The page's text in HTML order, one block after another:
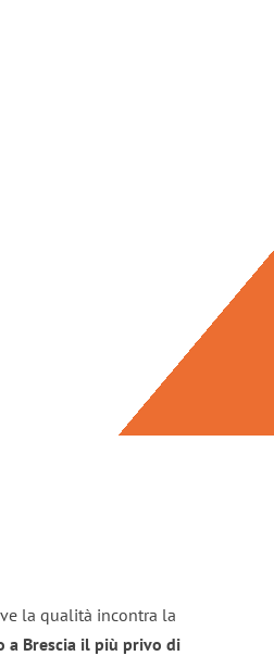
la qualità incontra la
a Brescia il più privo di